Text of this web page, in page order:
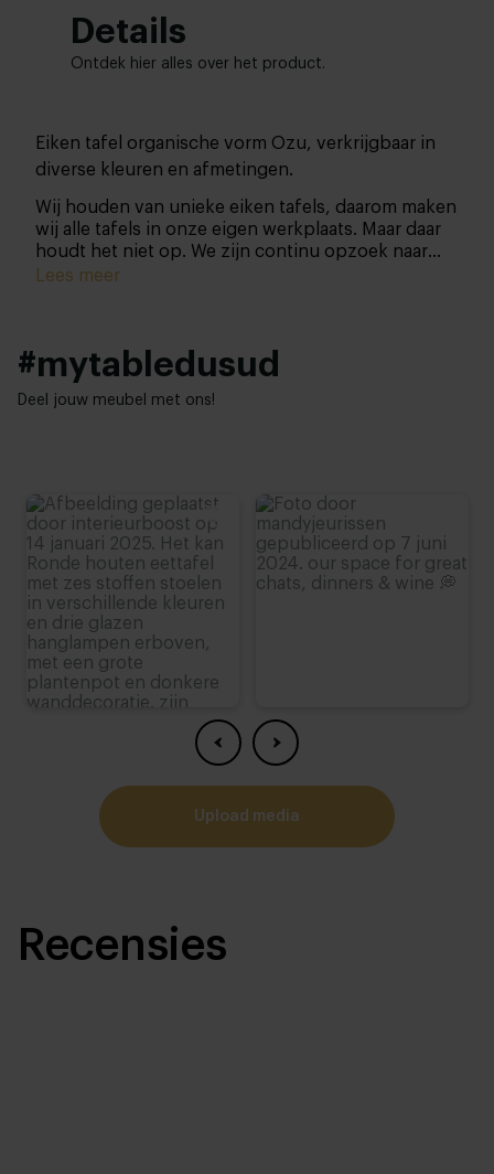
Details
Ontdek hier alles over het product.
Eiken tafel organische vorm Ozu, verkrijgbaar in
diverse kleuren en afmetingen.
Wij houden van unieke eiken tafels, daarom maken
wij alle tafels in onze eigen werkplaats. Maar daar
houdt het niet op. We zijn continu opzoek naar
nieuwe en dus unieke designs… Zo vinden wij dat
achterwege hebben gelaten om tot een écht uniek
design te kunnen komen.
Lees meer
#mytabledusud
Deel jouw meubel met ons!
upload media
Recensies